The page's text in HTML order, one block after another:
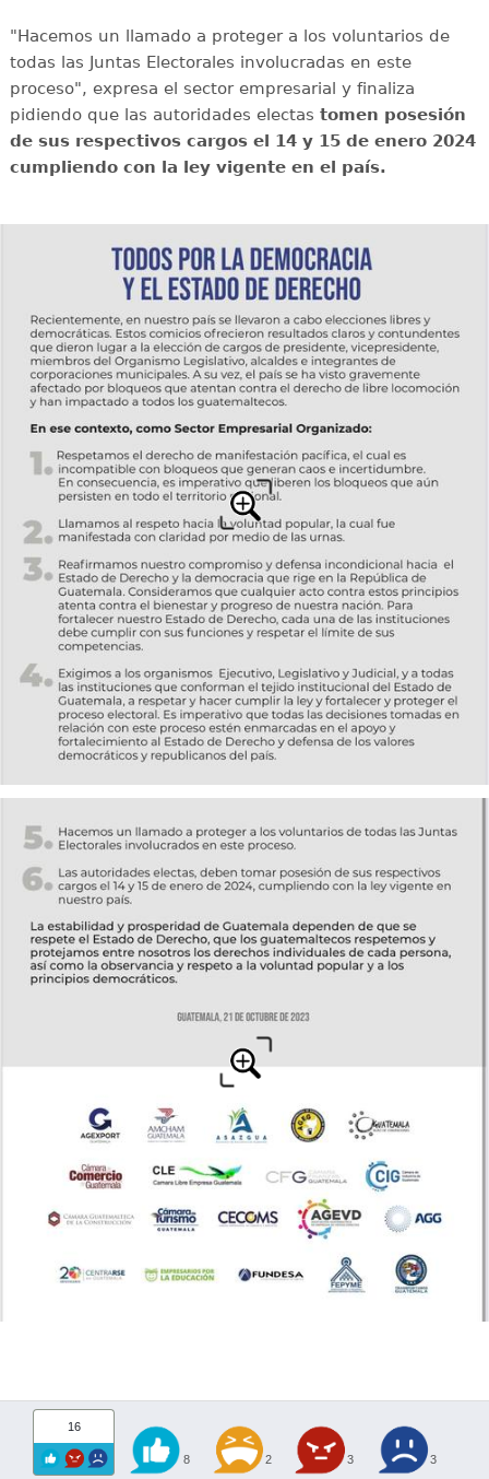
"Hacemos un llamado a proteger a los voluntarios de
todas las Juntas Electorales involucradas en este
proceso", expresa el sector empresarial y finaliza
pidiendo que las autoridades electas tomen posesión
de sus respectivos cargos el 14 y 15 de enero 2024
cumpliendo con la ley vigente en el país.
16
8 2 3 3